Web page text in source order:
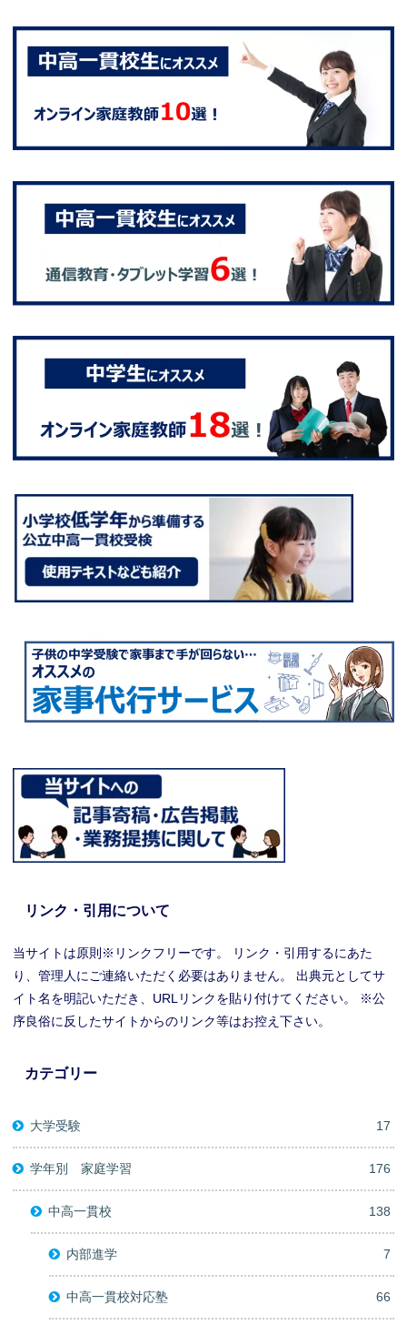
リンク・引用について
当サイトは原則※リンクフリーです。 リンク・引用するにあた
り、管理人にご連絡いただく必要はありません。 出典元としてサ
イト名を明記いただき、URLリンクを貼り付けてください。 ※公
序良俗に反したサイトからのリンク等はお控え下さい。
カテゴリー
大学受験 17
学年別 家庭学習 176
中高一貫校 138
内部進学 7
中高一貫校対応塾 66